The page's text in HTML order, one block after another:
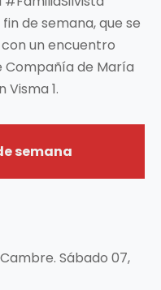
de semana, que se
con un encuentro
de María
Visma 1.
semana
Sábado 07,